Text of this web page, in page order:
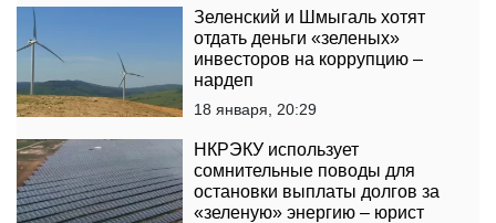
Зеленский и Шмыгаль хотят
отдать деньги «зеленых»
инвесторов на коррупцию –
нардеп
18 января, 20:29
НКРЭКУ использует
сомнительные поводы для
остановки выплаты долгов за
«зеленую» энергию – юрист